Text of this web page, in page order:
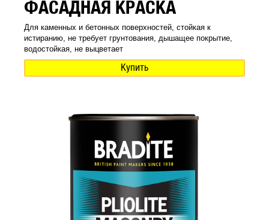
ФАСАДНАЯ КРАСКА
Для каменных и бетонных поверхностей, стойкая к
истиранию, не требует грунтования, дышащее покрытие,
водостойкая, не выцветает
Купить